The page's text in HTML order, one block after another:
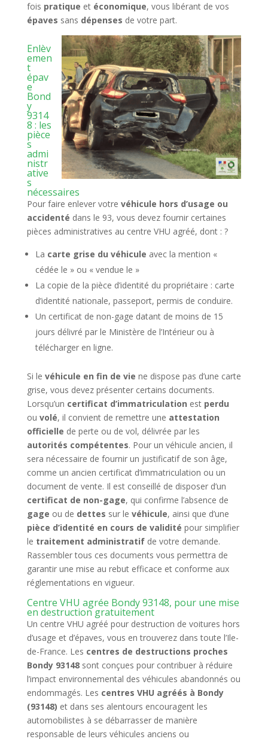
fois pratique et économique, vous libérant de vos
épaves sans dépenses de votre part.
Enlèv
emen
t
épav
e
Bond
y
9314
8 : les
pièce
s
admi
nistr
ative
s
nécessaires
Pour faire enlever votre véhicule hors d’usage ou
accidenté dans le 93, vous devez fournir certaines
pièces administratives au centre VHU agréé, dont : ?
La carte grise du véhicule avec la mention «
cédée le » ou « vendue le »
La copie de la pièce d’identité du propriétaire : carte
d’identité nationale, passeport, permis de conduire.
Un certificat de non-gage datant de moins de 15
jours délivré par le Ministère de l’Intérieur ou à
télécharger en ligne.
Si le véhicule en fin de vie ne dispose pas d’une carte
grise, vous devez présenter certains documents.
Lorsqu’un certificat d’immatriculation est perdu
ou volé, il convient de remettre une attestation
officielle de perte ou de vol, délivrée par les
autorités compétentes. Pour un véhicule ancien, il
sera nécessaire de fournir un justificatif de son âge,
comme un ancien certificat d’immatriculation ou un
document de vente. Il est conseillé de disposer d’un
certificat de non-gage, qui confirme l’absence de
gage ou de dettes sur le véhicule, ainsi que d’une
pièce d’identité en cours de validité pour simplifier
le traitement administratifde votre demande.
Rassembler tous ces documents vous permettra de
garantir une mise au rebut efficace et conforme aux
réglementations en vigueur.
Centre VHU agrée Bondy 93148, pour une mise
en destruction gratuitement
Un centre VHU agréé pour destruction de voitures hors
d’usage et d’épaves, vous en trouverez dans toute l’Ile-
de-France. Les centres de destructions proches
Bondy 93148sont conçues pour contribuer à réduire
l’impact environnemental des véhicules abandonnés ou
endommagés. Les centres VHU agréés à Bondy
(93148) et dans ses alentours encouragent les
automobilistes à se débarrasser de manière
responsable de leurs véhicules anciens ou